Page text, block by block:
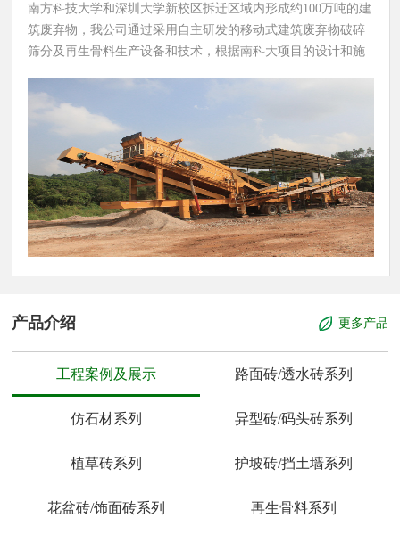
南方科技大学和深圳大学新校区拆迁区域内形成约100万吨的建
筑废弃物，我公司通过采用自主研发的移动式建筑废弃物破碎
筛分及再生骨料生产设备和技术，根据南科大项目的设计和施
环保建材产品的生产，实现就地消化建筑废弃物、就地使用绿
色再生建材产品，最终实现整个项目拆除建筑废弃物的“零排
更多产品
产品介绍
工程案例及展示 路面砖/透水砖系列
仿石材系列 异型砖/码头砖系列
植草砖系列 护坡砖/挡土墙系列
花盆砖/饰面砖系列 再生骨料系列